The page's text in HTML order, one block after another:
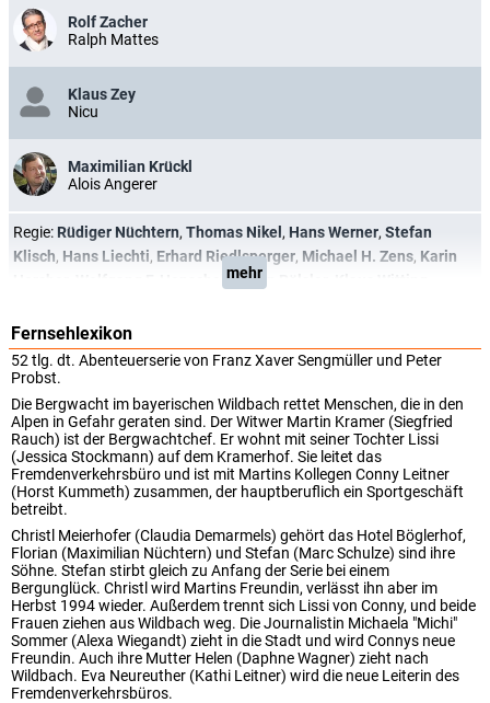
Rolf Zacher
Ralph Mattes
Klaus Zey
Nicu
Maximilian Krückl
Alois Angerer
Regie: Rüdiger Nüchtern, Thomas Nikel, Hans Werner, Stefan
Klisch, Hans Liechti, Erhard Riedlsperger, Michael H. Zens, Karin
,Julian Pölsler
mehr
Fernsehlexikon
52 tlg. dt. Abenteuerserie von Franz Xaver Sengmüller und Peter
Probst.
Die Bergwacht im bayerischen Wildbach rettet Menschen, die in den
Alpen in Gefahr geraten sind. Der Witwer Martin Kramer (Siegfried
Rauch) ist der Bergwachtchef. Er wohnt mit seiner Tochter Lissi
(Jessica Stockmann) auf dem Kramerhof. Sie leitet das
Fremdenverkehrsbüro und ist mit Martins Kollegen Conny Leitner
(Horst Kummeth) zusammen, der hauptberuflich ein Sportgeschäft
betreibt.
Christl Meierhofer (Claudia Demarmels) gehört das Hotel Böglerhof,
Florian (Maximilian Nüchtern) und Stefan (Marc Schulze) sind ihre
Söhne. Stefan stirbt gleich zu Anfang der Serie bei einem
Bergunglück. Christl wird Martins Freundin, verlässt ihn aber im
Herbst 1994 wieder. Außerdem trennt sich Lissi von Conny, und beide
Frauen ziehen aus Wildbach weg. Die Journalistin Michaela "Michi"
Sommer (Alexa Wiegandt) zieht in die Stadt und wird Connys neue
Freundin. Auch ihre Mutter Helen (Daphne Wagner) zieht nach
Wildbach. Eva Neureuther (Kathi Leitner) wird die neue Leiterin des
Fremdenverkehrsbüros.